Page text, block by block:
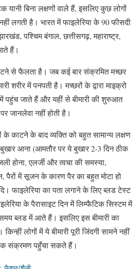
यानी बिना लक्षणों वाले हैं, इसलिए कुछ लोगों
नहीं लगती है। भारत में फाइलेरिया के 90 फीसदी
पश्चिम बंगाल, छत्तीसगढ़, महाराष्ट्र,
हैं।
से फैलता है। जब कई बार संक्रमित मच्छर
शरीर में पनपती है। मच्छरों के द्वारा माइक्रो
में पहुंच जाते हैं और यहीं से बीमारी की शुरुआत
जानलेवा नहीं होती है।
के काटने के बाद व्यक्ति को बहुत सामान्य लक्षण
आना (आमतौर पर ये बुखार 2-3 दिन ठीक
होना, एलर्जी और त्वचा की समस्या,
पैरों में सूजन के कारण पैर का बहुत मोटा हो
फाइलेरिया का पता लगाने के लिए ब्लड टेस्ट
के पैरासाइट दिन में लिम्फैटिक सिस्टम में
ब्लड में आते हैं। इसलिए इस बीमारी का
लोगों में ये बीमारी पूरी जिंदगी सामने नहीं
संक्रमण पहुँचा सकते हैं।